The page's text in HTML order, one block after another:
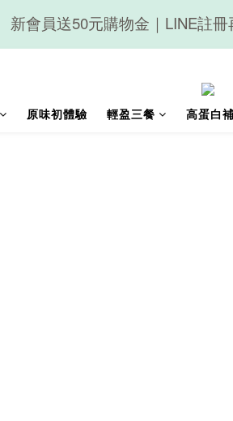
隨心享受｜貝果任選6組
新會員送50元購物金｜LINE註
原味初體驗 輕盈三餐 高蛋白